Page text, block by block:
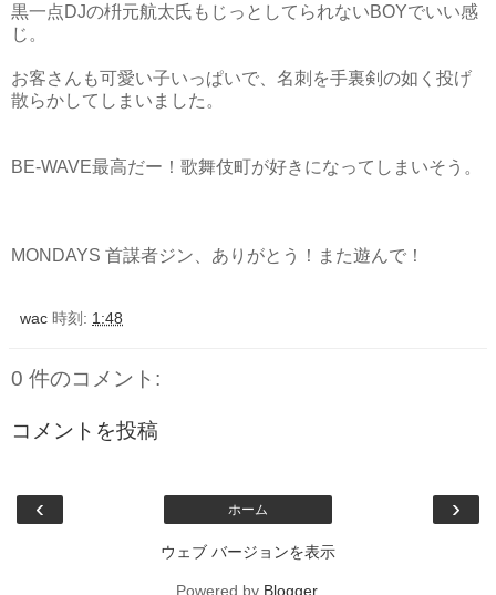
黒一点DJの枡元航太氏もじっとしてられないBOYでいい感
じ。
お客さんも可愛い子いっぱいで、名刺を手裏剣の如く投げ
散らかしてしまいました。
BE-WAVE最高だー！歌舞伎町が好きになってしまいそう。
MONDAYS 首謀者ジン、ありがとう！また遊んで！
wac 時刻: 1:48
0 件のコメント:
コメントを投稿
‹ ›
ホーム
ウェブ バージョンを表示
Powered by Blogger.